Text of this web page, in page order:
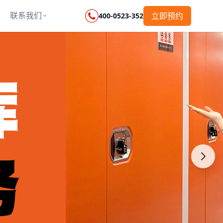
联系我们 400-0523-352 立即预约